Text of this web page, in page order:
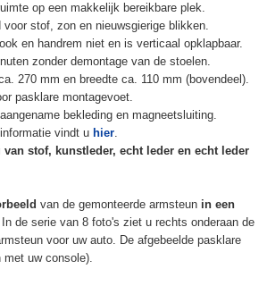
op een makkelijk bereikbare plek.
stof, zon en nieuwsgierige blikken.
en handrem niet en is verticaal opklapbaar.
zonder demontage van de stoelen.
270 mm en breedte ca. 110 mm (bovendeel).
pasklare montagevoet.
bekleding en magneetsluiting.
vindt u hier.
van stof, kunstleder, echt leder en echt leder
van de gemonteerde armsteun in een
de serie van 8 foto's ziet u rechts onderaan de
voor uw auto. De afgebeelde pasklare
uw console).